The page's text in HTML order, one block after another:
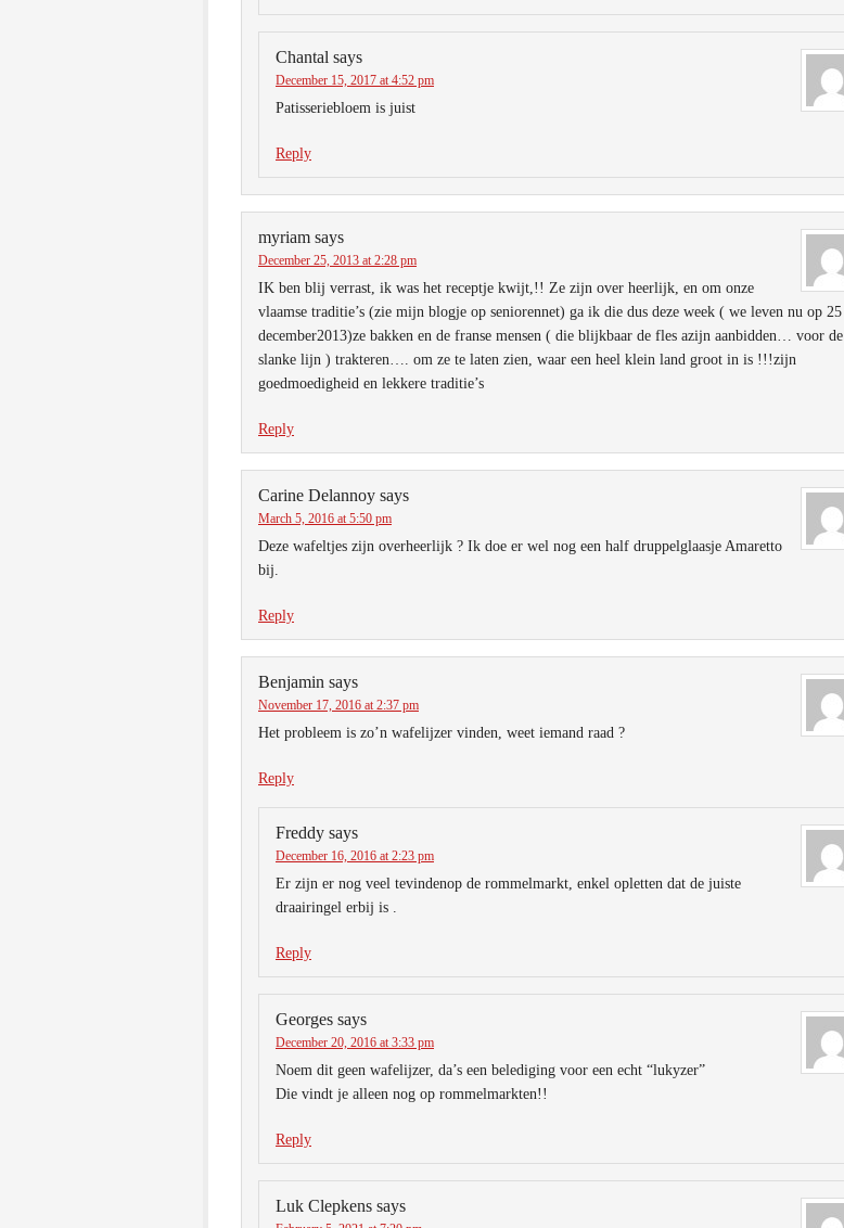
Chantal says
December 15, 2017 at 4:52 pm
Patisseriebloem is juist
Reply
myriam says
December 25, 2013 at 2:28 pm
IK ben blij verrast, ik was het receptje kwijt,!! Ze zijn over heerlijk, en om onze
vlaamse traditie’s (zie mijn blogje op seniorennet) ga ik die dus deze week ( we leven nu op 25
december2013)ze bakken en de franse mensen ( die blijkbaar de fles azijn aanbidden… voor de
slanke lijn ) trakteren…. om ze te laten zien, waar een heel klein land groot in is !!!zijn
goedmoedigheid en lekkere traditie’s
Reply
Carine Delannoy says
March 5, 2016 at 5:50 pm
Deze wafeltjes zijn overheerlijk ? Ik doe er wel nog een half druppelglaasje Amaretto
bij.
Reply
Benjamin says
November 17, 2016 at 2:37 pm
Het probleem is zo’n wafelijzer vinden, weet iemand raad ?
Reply
Freddy says
December 16, 2016 at 2:23 pm
Er zijn er nog veel tevindenop de rommelmarkt, enkel opletten dat de juiste
draairingel erbij is .
Reply
Georges says
December 20, 2016 at 3:33 pm
Noem dit geen wafelijzer, da’s een belediging voor een echt “lukyzer”
Die vindt je alleen nog op rommelmarkten!!
Reply
Luk Clepkens says